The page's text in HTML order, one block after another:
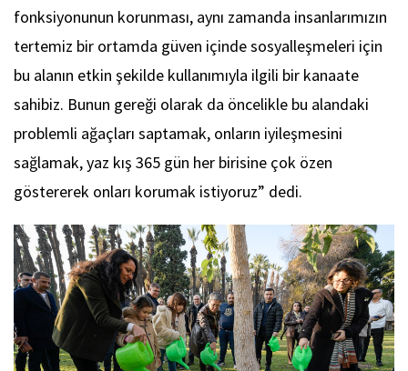
fonksiyonunun korunması, aynı zamanda insanlarımızın
tertemiz bir ortamda güven içinde sosyalleşmeleri için
bu alanın etkin şekilde kullanımıyla ilgili bir kanaate
sahibiz. Bunun gereği olarak da öncelikle bu alandaki
problemli ağaçları saptamak, onların iyileşmesini
sağlamak, yaz kış 365 gün her birisine çok özen
göstererek onları korumak istiyoruz” dedi.